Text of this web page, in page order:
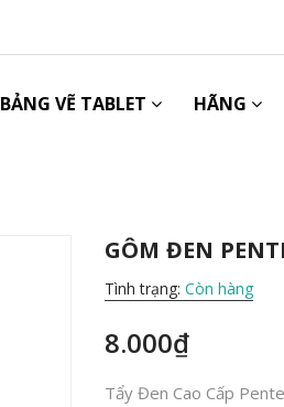
BẢNG VẼ TABLET HÃNG
GÔM ĐEN
Tình trạng: Còn hàng
8.000₫
Tẩy Đen Cao Cấp